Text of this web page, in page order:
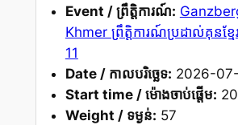
Event / ព្រឹត្តិការណ៍:
Khmer ព្រឹត្តិការណ៍ប្រដាល់គុនខ្
11
Date / កាលបរិច្ឆេទ: 2026-07-
Start time / ម៉ោងចាប់ផ្តើម:
Weight / ទម្ងន់: 57